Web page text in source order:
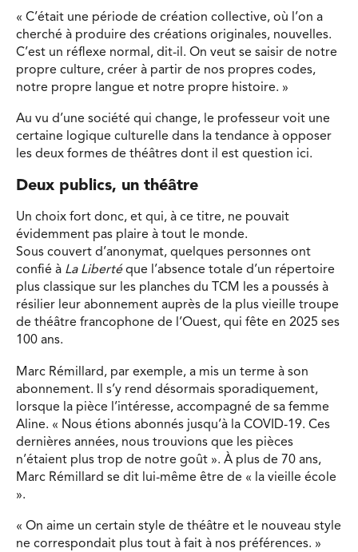
« C’était une période de création collective, où l’on a
cherché à produire des créations originales, nouvelles.
C’est un réflexe normal, dit-il. On veut se saisir de notre
propre culture, créer à partir de nos propres codes,
notre propre langue et notre propre histoire. »
Au vu d’une société qui change, le professeur voit une
certaine logique culturelle dans la tendance à opposer
les deux formes de théâtres dont il est question ici.
Deux publics, un théâtre
Un choix fort donc, et qui, à ce titre, ne pouvait
évidemment pas plaire à tout le monde.
Sous couvert d’anonymat, quelques personnes ont
confié à La Libertéque l’absence totale d’un répertoire
plus classique sur les planches du TCM les a poussés à
résilier leur abonnement auprès de la plus vieille troupe
de théâtre francophone de l’Ouest, qui fête en 2025 ses
100 ans.
Marc Rémillard, par exemple, a mis un terme à son
abonnement. Il s’y rend désormais sporadiquement,
lorsque la pièce l’intéresse, accompagné de sa femme
Aline. « Nous étions abonnés jusqu’à la COVID-19. Ces
dernières années, nous trouvions que les pièces
n’étaient plus trop de notre goût ». À plus de 70 ans,
Marc Rémillard se dit lui-même être de « la vieille école
».
« On aime un certain style de théâtre et le nouveau style
ne correspondait plus tout à fait à nos préférences. »